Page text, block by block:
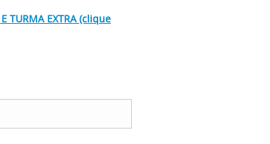
E TURMA EXTRA (clique